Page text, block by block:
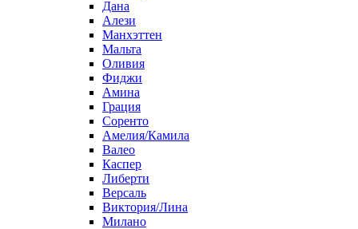
Дана
Алези
Манхэттен
Мальта
Оливия
Фиджи
Амина
Грация
Соренто
Амелия/Камила
Валео
Каспер
Либерти
Версаль
Виктория/Лина
Милано